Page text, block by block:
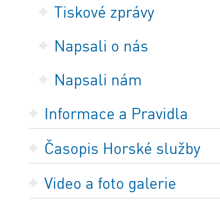
Tiskové zprávy
Napsali o nás
Napsali nám
Informace a Pravidla
Časopis Horské služby
Video a foto galerie